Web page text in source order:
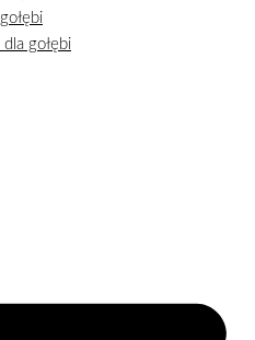
gołębi